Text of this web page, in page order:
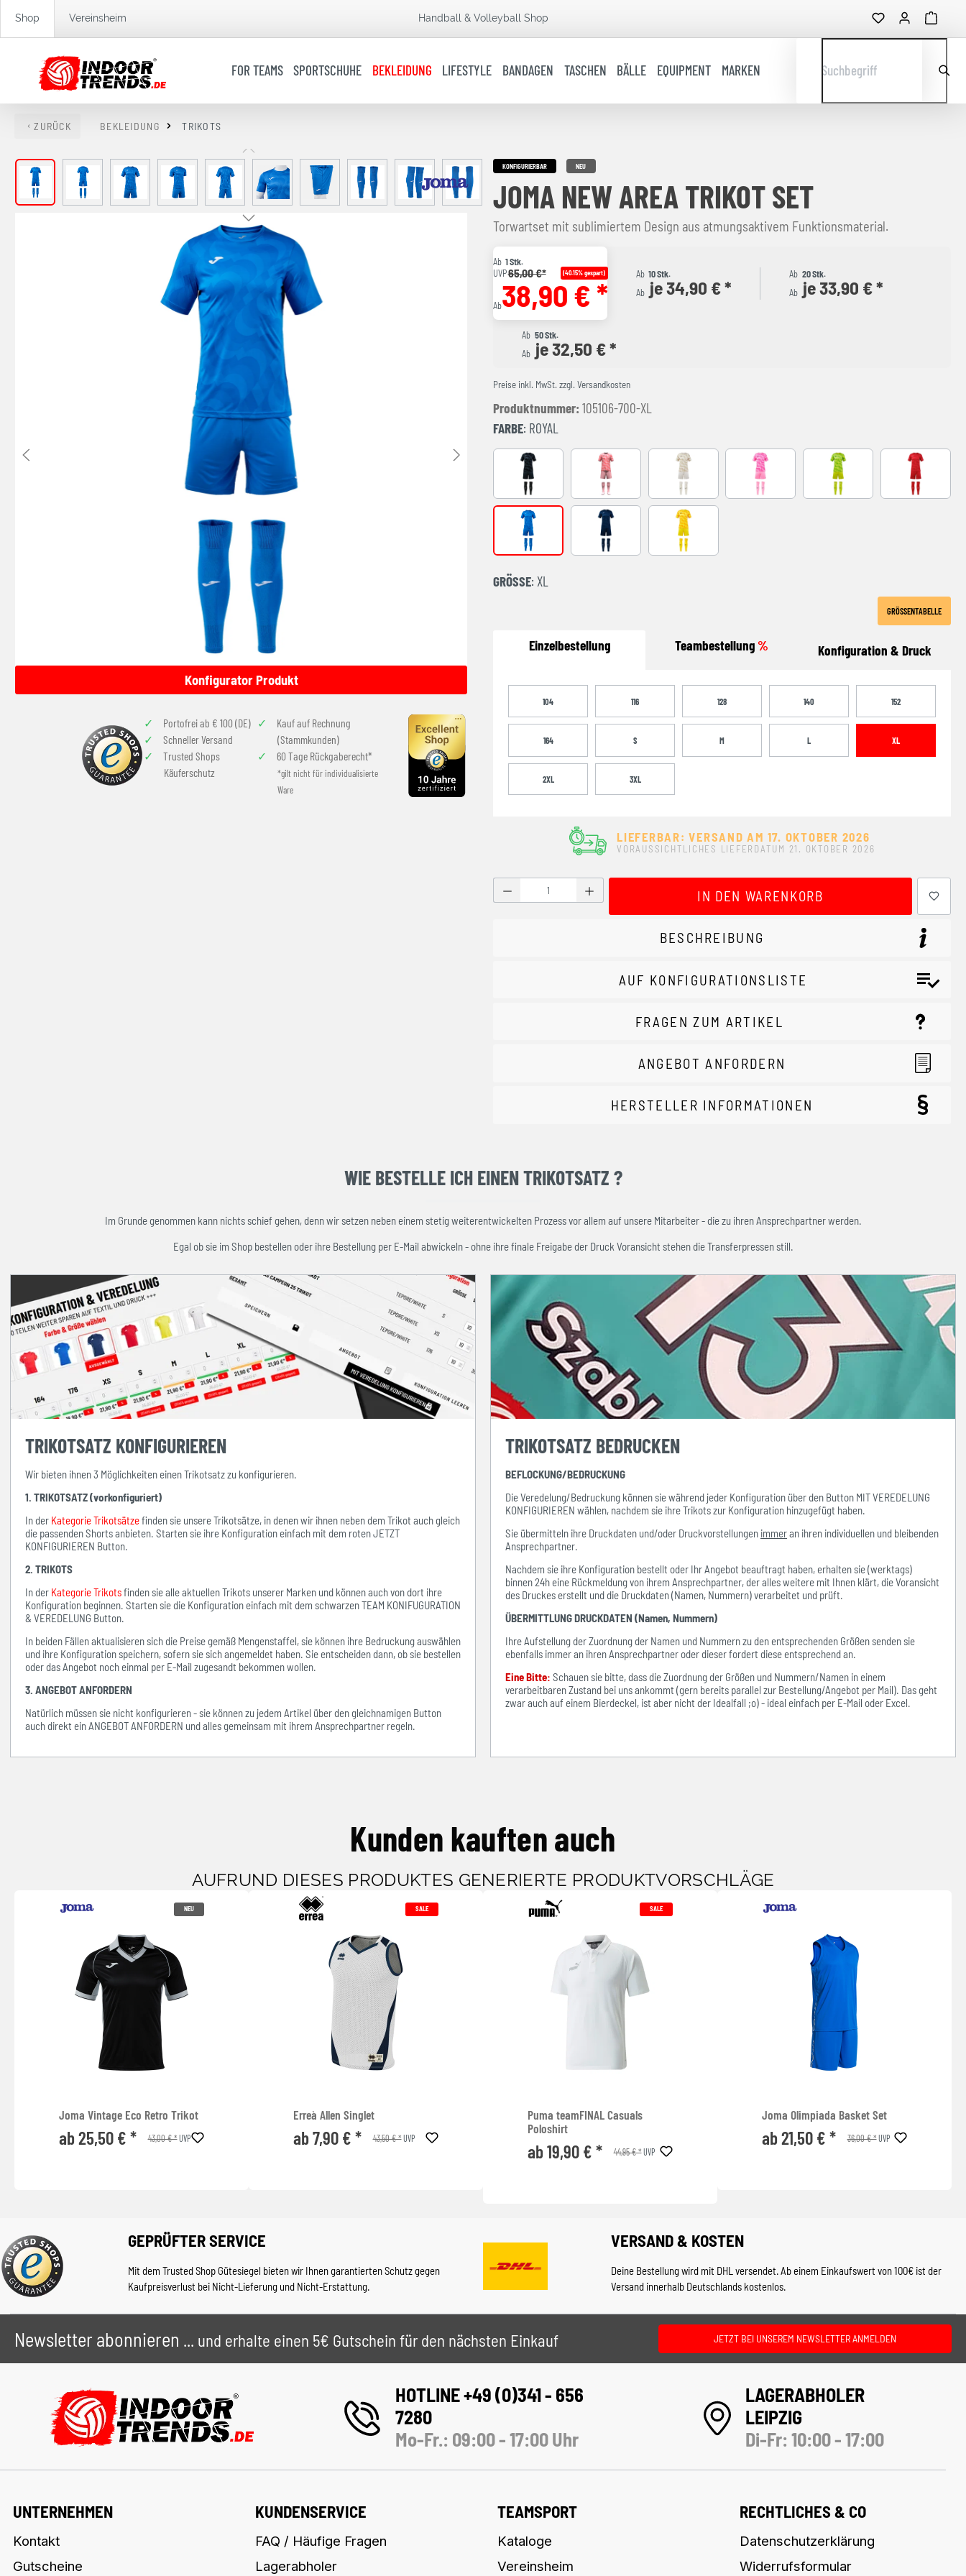
Zur Hauptnavigation springen
Shop Vereinsheim Handball & Volleyball Shop
FOR TEAMS SPORTSCHUHE BEKLEIDUNG LIFESTYLE BANDAGEN TASCHEN BÄLLE EQUIPMENT MARKEN Suchbegriff
ZURÜCK BEKLEIDUNG TRIKOTS
Bildergalerie überspringen
Konfigurator Produkt
Portofrei ab € 100 (DE)
Schneller Versand
Trusted Shops
Käuferschutz
Kauf auf Rechnung
(Stammkunden)
60 Tage Rückgaberecht*
*gilt nicht für individualisierte
Ware
KONFIGURIERBAR NEU
JOMA NEW AREA TRIKOT SET
Torwartset mit sublimiertem Design aus atmungsaktivem Funktionsmaterial.
Ab 1 Stk.
UVP65,00 €* (40.15% gespart)
Ab38,90 € *
Ab 10 Stk.
Ab je 34,90 € *
Ab 20 Stk.
Ab je 33,90 € *
Ab 50 Stk.
Ab je 32,50 € *
Preise inkl. MwSt. zzgl. Versandkosten
Produktnummer: 105106-700-XL
FARBE: ROYAL
ANTHRACITE CORAL FLUOR beige FLUOR PINK green red
royal NAVY YELLOW
GRÖSSE : XL
GRÖSSENTABELLE
Einzelbestellung Teambestellung% Konfiguration & Druck
104 116 128 140 152
164 S M L XL
2XL 3XL
LIEFERBAR: VERSAND AM 17. OKTOBER 2026
VORAUSSICHTLICHES LIEFERDATUM 21. OKTOBER 2026
Produkt Anzahl: Gib den gewünschten Wert ein oder benutze die Schaltflächen
IN DEN WARENKORB
BESCHREIBUNG
AUF KONFIGURATIONSLISTE
FRAGEN ZUM ARTIKEL
ANGEBOT ANFORDERN
HERSTELLER INFORMATIONEN
WIE BESTELLE ICH EINEN TRIKOTSATZ ?
Im Grunde genommen kann nichts schief gehen, denn wir setzen neben einem stetig weiterentwickelten Prozess vor allem auf unsere Mitarbeiter - die zu ihren Ansprechpartner werden.
Egal ob sie im Shop bestellen oder ihre Bestellung per E-Mail abwickeln - ohne ihre finale Freigabe der Druck Voransicht stehen die Transferpressen still.
TRIKOTSATZ KONFIGURIEREN
Wir bieten ihnen 3 Möglichkeiten einen Trikotsatz zu konfigurieren.
1. TRIKOTSATZ (vorkonfiguriert)
In der Kategorie Trikotsätzefinden sie unsere Trikotsätze, in denen wir ihnen neben dem Trikot auch gleich
die passenden Shorts anbieten. Starten sie ihre Konfiguration einfach mit dem roten JETZT
KONFIGURIEREN Button.
2. TRIKOTS
In der Kategorie Trikotsfinden sie alle aktuellen Trikots unserer Marken und können auch von dort ihre
Konfiguration beginnen. Starten sie die Konfiguration einfach mit dem schwarzen TEAM KONIFUGURATION
& VEREDELUNG Button.
In beiden Fällen aktualisieren sich die Preise gemäß Mengenstaffel, sie können ihre Bedruckung auswählen
und ihre Konfiguration speichern, sofern sie sich angemeldet haben. Sie entscheiden dann, ob sie bestellen
oder das Angebot noch einmal per E-Mail zugesandt bekommen wollen.
3. ANGEBOT ANFORDERN
Natürlich müssen sie nicht konfigurieren - sie können zu jedem Artikel über den gleichnamigen Button
auch direkt ein ANGEBOT ANFORDERN und alles gemeinsam mit ihrem Ansprechpartner regeln.
TRIKOTSATZ BEDRUCKEN
BEFLOCKUNG/BEDRUCKUNG
Die Veredelung/Bedruckung können sie während jeder Konfiguration über den Button MIT VEREDELUNG
KONFIGURIEREN wählen, nachdem sie ihre Trikots zur Konfiguration hinzugefügt haben.
Sie übermitteln ihre Druckdaten und/oder Druckvorstellungen immeran ihren individuellen und bleibenden
Ansprechpartner.
Nachdem sie ihre Konfiguration bestellt oder Ihr Angebot beauftragt haben, erhalten sie (werktags)
binnen 24h eine Rückmeldung von ihrem Ansprechpartner, der alles weitere mit Ihnen klärt, die Voransicht
des Druckes erstellt und die Druckdaten (Namen, Nummern) verarbeitet und prüft.
ÜBERMITTLUNG DRUCKDATEN (Namen, Nummern)
Ihre Aufstellung der Zuordnung der Namen und Nummern zu den entsprechenden Größen senden sie
ebenfalls immer an ihren Ansprechpartner oder dieser fordert diese entsprechend an.
Eine Bitte: Schauen sie bitte, dass die Zuordnung der Größen und Nummern/Namen in einem
verarbeitbaren Zustand bei uns ankommt (gern bereits parallel zur Bestellung/Angebot per Mail). Das geht
zwar auch auf einem Bierdeckel, ist aber nicht der Idealfall ;o) - ideal einfach per E-Mail oder Excel.
Kunden kauften auch
AUFRUND DIESES PRODUKTES GENERIERTE PRODUKTVORSCHLÄGE
NEU
Joma Vintage Eco Retro Trikot
ab 25,50 € * 43,00 € *UVP
SALE
Erreà Allen Singlet
ab 7,90 € * 43,50 € *UVP
SALE
Puma teamFINAL Casuals
Poloshirt
ab 19,90 € * 44,95 € *UVP
Joma Olimpiada Basket Set
ab 21,50 € * 36,00 € *UVP
GEPRÜFTER SERVICE
Mit dem Trusted Shop Gütesiegel bieten wir Ihnen garantierten Schutz gegen
Kaufpreisverlust bei Nicht-Lieferung und Nicht-Erstattung.
VERSAND & KOSTEN
Deine Bestellung wird mit DHL versendet. Ab einem Einkaufswert von 100€ ist der
Versand innerhalb Deutschlands kostenlos.
Newsletter abonnieren ... und erhalte einen 5€ Gutschein für den nächsten Einkauf JETZT BEI UNSEREM NEWSLETTER ANMELDEN
HOTLINE +49 (0)341 - 656
7280
Mo-Fr.: 09:00 - 17:00 Uhr
LAGERABHOLER
LEIPZIG
Di-Fr: 10:00 - 17:00
UNTERNEHMEN
Kontakt
Gutscheine
KUNDENSERVICE
FAQ / Häufige Fragen
Lagerabholer
TEAMSPORT
Kataloge
Vereinsheim
RECHTLICHES & CO
Datenschutzerklärung
Widerrufsformular